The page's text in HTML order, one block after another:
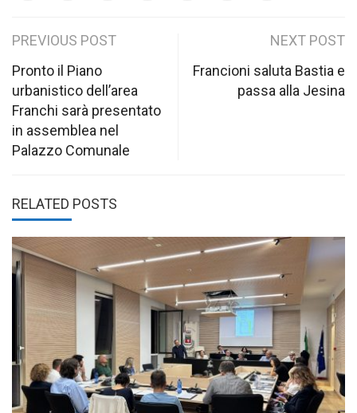
Post
navigation
PREVIOUS POST
Pronto il Piano
urbanistico dell’area
Franchi sarà presentato
in assemblea nel
Palazzo Comunale
NEXT POST
Francioni saluta Bastia e
passa alla Jesina
RELATED POSTS